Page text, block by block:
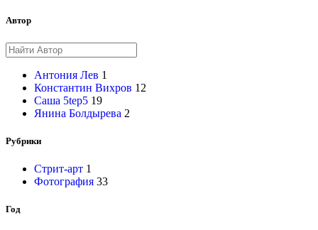
Автор
Антония Лев 1
Константин Вихров 12
Саша 5tep5 19
Янина Болдырева 2
Рубрики
Стрит-арт 1
Фотография 33
Год